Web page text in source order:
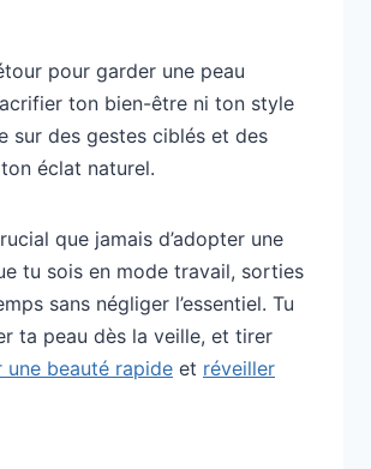
pour garder une peau
ton bien-être ni ton style
sur des gestes ciblés et des
éclat naturel.
que jamais d’adopter une
tu sois en mode travail, sorties
sans négliger l’essentiel. Tu
ta peau dès la veille, et tirer
une beauté rapide et réveiller